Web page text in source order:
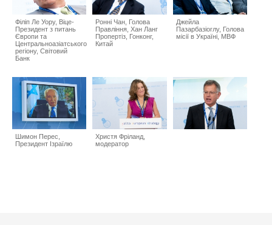
Філіп Ле Уору, Віце-
Президент з питань
Європи та
Центральноазіатського
регіону, Світовий
Банк
Ронні Чан, Голова
Правління, Хан Ланг
Пропертіз, Гонконг,
Китай
Джейла
Пазарбазіоглу, Голова
місії в Україні, МВФ
Шимон Перес,
Президент Ізраїлю
Христя Фріланд,
модератор